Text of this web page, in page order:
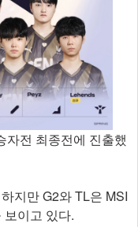
자전 최종전에 진출했
지만 G2와 TL은 MSI
이고 있다.